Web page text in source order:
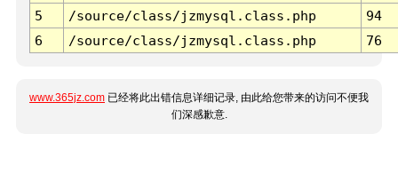
5
/source/class/jzmysql.class.php
94
6
/source/class/jzmysql.class.php 76
www.365jz.com 已经将此出错信息详细记录, 由此给您带来的访问不便我
们深感歉意.